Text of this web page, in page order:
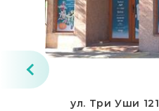
ул. Три Уши 121